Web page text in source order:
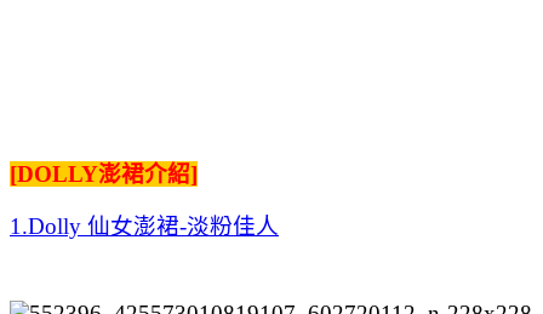
[DOLLY澎裙介紹]
1.Dolly 仙女澎裙-淡粉佳人